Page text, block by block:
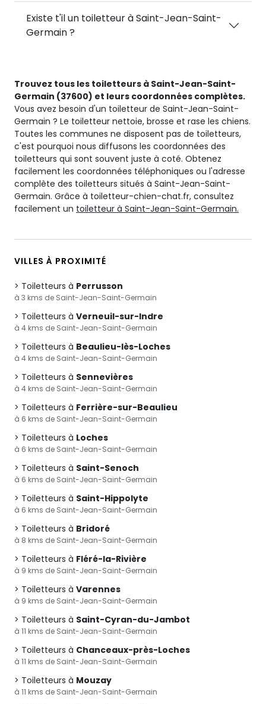
Existe t'il un toiletteur à Saint-Jean-Saint-
Germain ?
Trouvez tous les toiletteurs à Saint-Jean-Saint-
Germain (37600) et leurs coordonnées complètes.
Vous avez besoin d'un toiletteur de Saint-Jean-Saint-
Germain ? Le toiletteur nettoie, brosse et rase les chiens.
Toutes les communes ne disposent pas de toiletteurs,
c'est pourquoi nous diffusons les coordonnées des
toiletteurs qui sont souvent juste à coté. Obtenez
facilement les coordonnées téléphoniques ou l'adresse
complète des toiletteurs situés à Saint-Jean-Saint-
Germain. Grâce à toiletteur-chien-chat.fr, consultez
facilement un toiletteur à Saint-Jean-Saint-Germain.
VILLES À PROXIMITÉ
Toiletteurs à Perrusson
à 3 kms de Saint-Jean-Saint-Germain
Toiletteurs à Verneuil-sur-Indre
à 4 kms de Saint-Jean-Saint-Germain
Toiletteurs à Beaulieu-lès-Loches
à 4 kms de Saint-Jean-Saint-Germain
Toiletteurs à Sennevières
à 4 kms de Saint-Jean-Saint-Germain
Toiletteurs à Ferrière-sur-Beaulieu
à 6 kms de Saint-Jean-Saint-Germain
Toiletteurs à Loches
à 6 kms de Saint-Jean-Saint-Germain
Toiletteurs à Saint-Senoch
à 6 kms de Saint-Jean-Saint-Germain
Toiletteurs à Saint-Hippolyte
à 6 kms de Saint-Jean-Saint-Germain
Toiletteurs à Bridoré
à 8 kms de Saint-Jean-Saint-Germain
Toiletteurs à Fléré-la-Rivière
à 9 kms de Saint-Jean-Saint-Germain
Toiletteurs à Varennes
à 9 kms de Saint-Jean-Saint-Germain
Toiletteurs à Saint-Cyran-du-Jambot
à 11 kms de Saint-Jean-Saint-Germain
Toiletteurs à Chanceaux-près-Loches
à 11 kms de Saint-Jean-Saint-Germain
Toiletteurs à Mouzay
à 11 kms de Saint-Jean-Saint-Germain